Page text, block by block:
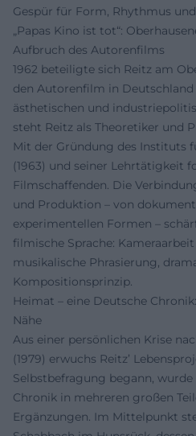
Gespür für Form, Rhythmus
„Papas Kino ist tot“:
Aufbruch des Autorenfilms
1962 beteiligte sich Reitz am
den Autorenfilm in Deutschland
ästhetischen und
steht Reitz als Theoretiker und
Mit der Gründung des Instituts
(1963) und seiner Lehrtätigkeit
Filmschaffenden. Die
und Produktion – von
experimentellen Formen –
filmische Sprache:
musikalische Phrasierung,
Kompositionsprinzip.
Heimat – eine Deutsche
Nähe
Aus einer persönlichen Krise
(1979) erwuchs Reitz’
Selbstbefragung begann,
Chronik in mehreren großen
Ergänzungen. Im Mittelpunkt